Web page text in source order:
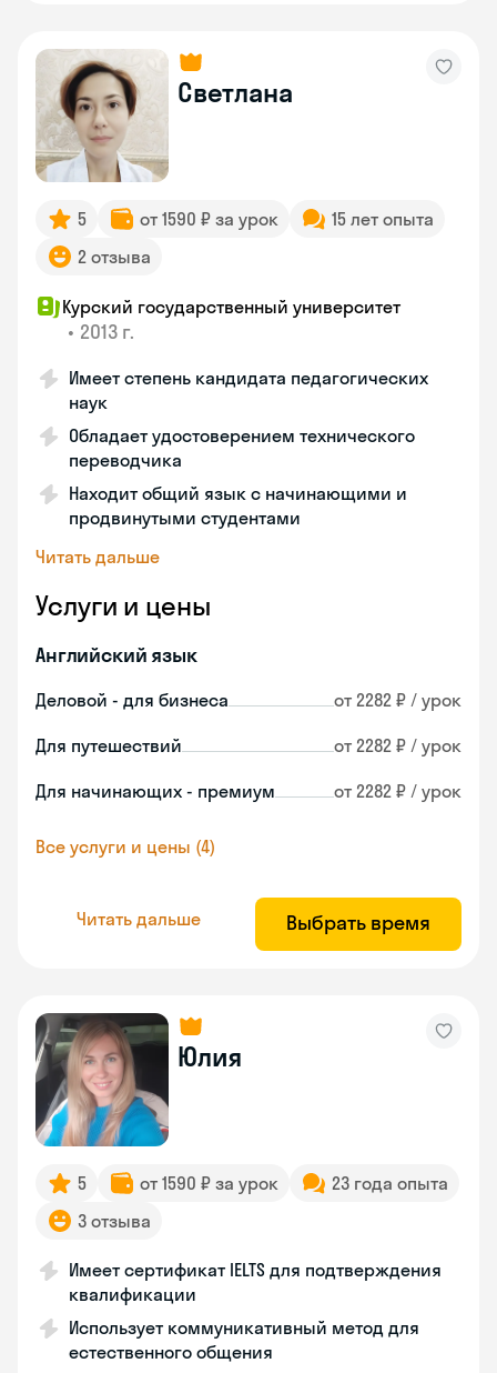
Светлана
5 от 1590 ₽ за урок
15 лет опыта
2 отзыва
Курский государственный университет
• 2013 г.
Имеет степень кандидата педагогических
наук
Обладает удостоверением технического
переводчика
Находит общий язык с начинающими и
продвинутыми студентами
Читать дальше
Услуги и цены
Английский язык
Деловой - для бизнеса от 2282 ₽ / урок
Для путешествий от 2282 ₽ / урок
Для начинающих - премиум от 2282 ₽ / урок
Все услуги и цены (4)
Читать дальше Выбрать время
Юлия
5 от 1590 ₽ за урок
23 года опыта
3 отзыва
Имеет сертификат IELTS для подтверждения
квалификации
Использует коммуникативный метод для
естественного общения